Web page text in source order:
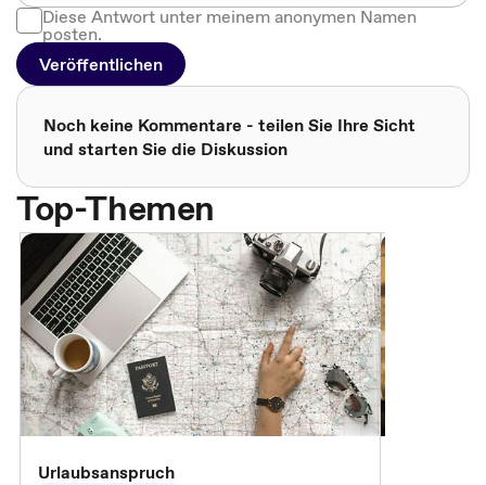
Diese Antwort unter meinem anonymen Namen
posten.
Veröffentlichen
Noch keine Kommentare - teilen Sie Ihre Sicht
und starten Sie die Diskussion
Top-Themen
Urlaubsanspruch